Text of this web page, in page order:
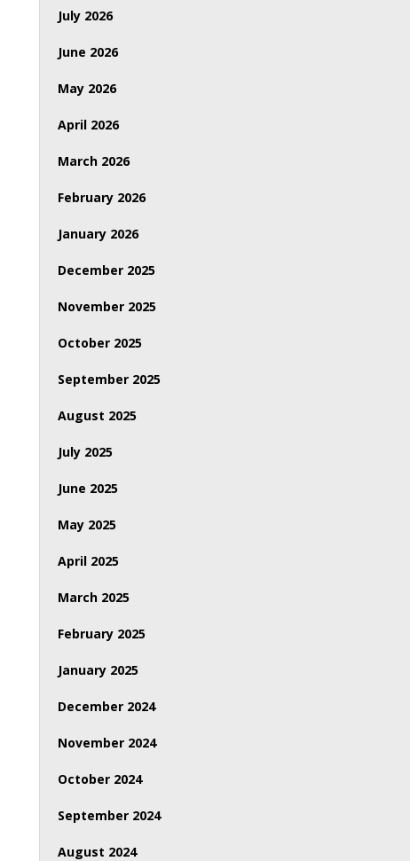
July 2026
June 2026
May 2026
April 2026
March 2026
February 2026
January 2026
December 2025
November 2025
October 2025
September 2025
August 2025
July 2025
June 2025
May 2025
April 2025
March 2025
February 2025
January 2025
December 2024
November 2024
October 2024
September 2024
August 2024